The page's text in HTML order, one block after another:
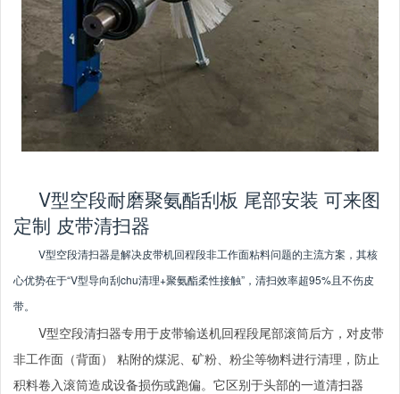
V型空段耐磨聚氨酯刮板 尾部安装 可来图
定制 皮带清扫器
V型空段清扫器是解决皮带机回程段非工作面粘料问题的主流方案，其核
心优势在于“V型导向刮chu清理+聚氨酯柔性接触” ，清扫效率超95%且不伤皮
带。
V型空段清扫器专用于皮带输送机回程段尾部滚筒后方，对皮带
非工作面（背面）
粘附的煤泥、矿粉、粉尘等物料进行清理，防止
积料卷入滚筒造成设备损伤或跑偏。它区别于头部的一道清扫器